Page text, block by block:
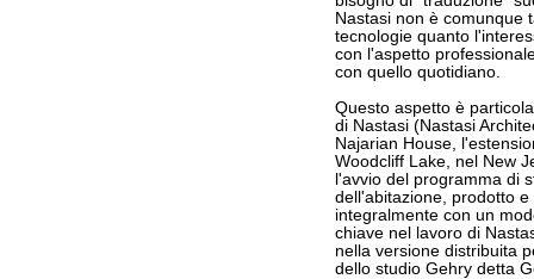
Nastasi non è comunque
tecnologie quanto
con l'aspetto
con quello quotidiano.
Questo aspetto è
di Nastasi (Nastasi
Najarian House,
Woodcliff Lake, nel New
l'avvio del programma di
dell'abitazione, prodotto
integralmente con un
chiave nel lavoro di
nella versione distribuita
dello studio Gehry detta